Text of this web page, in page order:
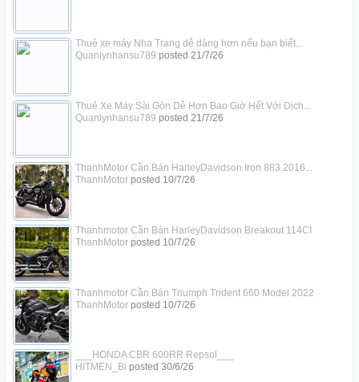
Thuê xe máy Nha Trang dễ dàng hơn nếu bạn biết...
Quanlynhansu789 posted 21/7/26
Thuê Xe Máy Sài Gòn Dễ Hơn Bao Giờ Hết Với Dịch...
Quanlynhansu789 posted 21/7/26
ThanhMotor Cần Bán HarleyDavidson Iron 883 2016...
ThanhMotorposted 10/7/26
Thanhmotor Cần Bán HarleyDavidson Breakout 114CI
ThanhMotorposted 10/7/26
Thanhmotor Cần Bán Triumph Trident 660 Model 2022
ThanhMotorposted 10/7/26
___HONDA CBR 600RR Repsol___
HITMEN_Bi posted 30/6/26